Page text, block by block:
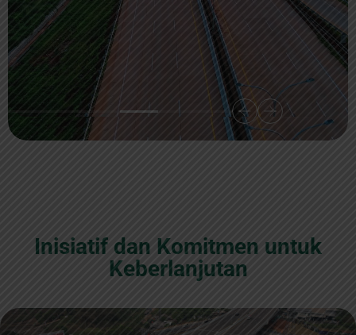
Inisiatif dan Komitmen untuk
Keberlanjutan